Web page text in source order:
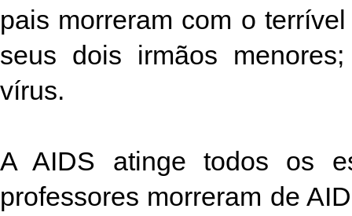
pais morreram com o
seus dois irmãos
vírus.
A AIDS atinge todos os
professores morreram de